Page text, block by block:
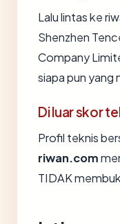
Lalu lintas ke
Shenzhen
Company
siapa pun
Di luar skor
Profil teknis
riwan.com
TIDAK